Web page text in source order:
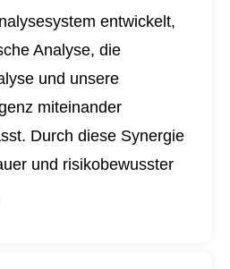
entwickelt,
Analyse, die
und unsere
miteinander
Durch diese Synergie
und risikobewusster